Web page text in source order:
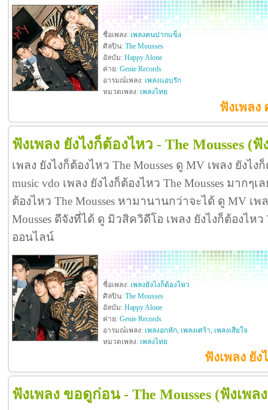
ชื่อเพลง: เพลงคนปากแข็ง
ศิลปิน: The Mousses
อัลบัม: Happy Alone
ค่าย: Genie Records
อารมณ์เพลง: เพลงแอบรัก
หมวดเพลง: เพลงไทย
ฟังเพลง
ฟังเพลง ยังไงก็ต้องไหว - The Mousses (ฟั
เพลง ยังไงก็ต้องไหว The Mousses ดู MV เพลง ยังไง
music vdo เพลง ยังไงก็ต้องไหว The Mousses มากๆ
ต้องไหว The Mousses หามานานกว่าจะได้ ดู MV เพ
Mousses ดีจังที่ได้ ดู มิวสิควิดีโอ เพลง ยังไงก็ต้องไหว
ออนไลน์
ชื่อเพลง: เพลงยังไงก็ต้องไหว
ศิลปิน: The Mousses
อัลบัม: Happy Alone
ค่าย: Genie Records
อารมณ์เพลง: เพลงอกหัก, เพลงเศร้า, เพลงเสียใจ
หมวดเพลง: เพลงไทย
ฟังเพลง ยัง
ฟังเพลง ขอดูก่อน - The Mousses (ฟังเพล